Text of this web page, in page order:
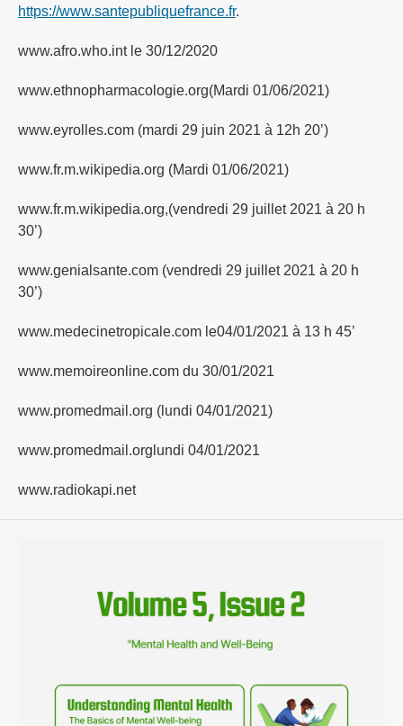
https://www.santepubliquefrance.fr.
www.afro.who.int le 30/12/2020
www.ethnopharmacologie.org(Mardi 01/06/2021)
www.eyrolles.com (mardi 29 juin 2021 à 12h 20’)
www.fr.m.wikipedia.org (Mardi 01/06/2021)
www.fr.m.wikipedia.org,(vendredi 29 juillet 2021 à 20 h
30’)
www.genialsante.com (vendredi 29 juillet 2021 à 20 h
30’)
www.medecinetropicale.com le04/01/2021 à 13 h 45’
www.memoireonline.com du 30/01/2021
www.promedmail.org (lundi 04/01/2021)
www.promedmail.orglundi 04/01/2021
www.radiokapi.net